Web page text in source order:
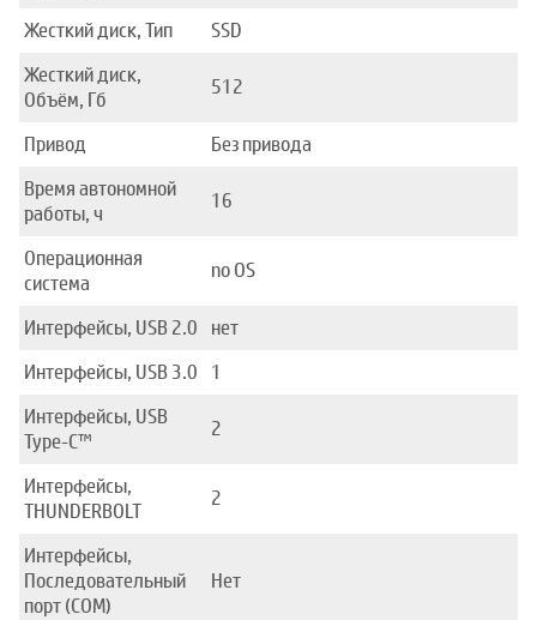
Жесткий диск, Тип
SSD
Жесткий диск,
Объём, Гб
512
Привод
Без привода
Время автономной
работы, ч
16
Операционная
система
no OS
Интерфейсы, USB 2.0
нет
Интерфейсы, USB 3.0
1
Интерфейсы, USB
Type-C™
2
Интерфейсы,
THUNDERBOLT
2
Интерфейсы,
Последовательный
порт (COM)
Нет